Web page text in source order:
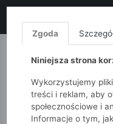
MONNARI
Zgoda
Niniejsza strona
Wykorzystujemy
treści i reklam, aby
społecznościowe i
Informacje o tym,